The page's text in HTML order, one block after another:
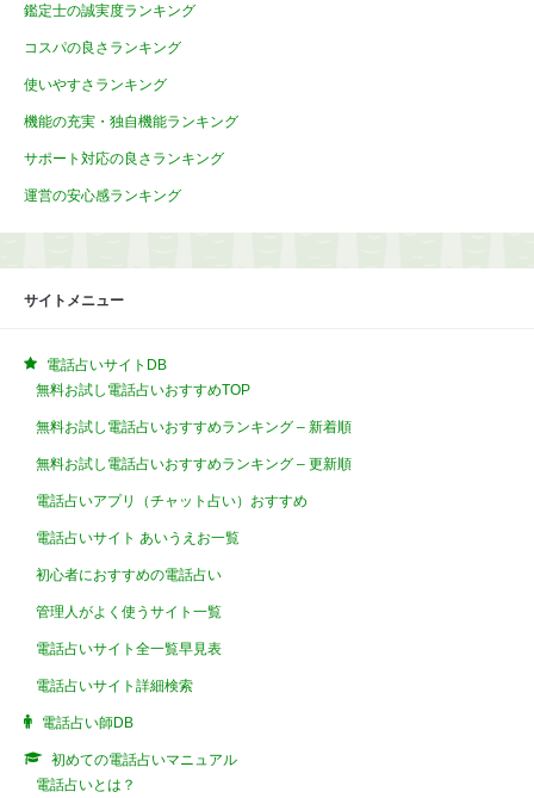
鑑定士の誠実度ランキング
コスパの良さランキング
使いやすさランキング
機能の充実・独自機能ランキング
サポート対応の良さランキング
運営の安心感ランキング
サイトメニュー
電話占いサイトDB
無料お試し電話占いおすすめTOP
無料お試し電話占いおすすめランキング – 新着順
無料お試し電話占いおすすめランキング – 更新順
電話占いアプリ（チャット占い）おすすめ
電話占いサイト あいうえお一覧
初心者におすすめの電話占い
管理人がよく使うサイト一覧
電話占いサイト全一覧早見表
電話占いサイト詳細検索
電話占い師DB
初めての電話占いマニュアル
電話占いとは？